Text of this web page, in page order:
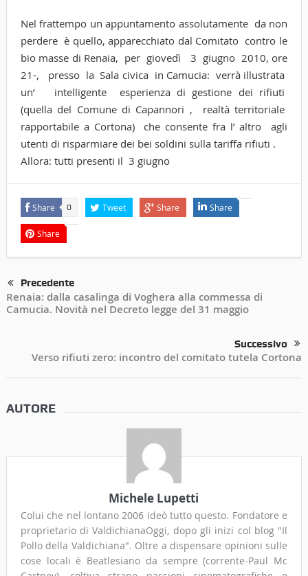
Nel frattempo un appuntamento assolutamente da non
perdere è quello, apparecchiato dal Comitato contro le
bio masse di Renaia, per giovedì 3 giugno 2010, ore
21-, presso la Sala civica in Camucia: verrà illustrata
un’ intelligente esperienza di gestione dei rifiuti
(quella del Comune di Capannori , realtà territoriale
rapportabile a Cortona) che consente fra l’ altro agli
utenti di risparmiare dei bei soldini sulla tariffa rifiuti .
Allora: tutti presenti il 3 giugno
Share 0 Tweet Share Share
Share
Precedente
Renaia: dalla casalinga di Voghera alla commessa di
Camucia. Novità nel Decreto legge del 31 maggio
Successivo
Verso rifiuti zero: incontro del comitato tutela Cortona
AUTORE
Michele Lupetti
Colui che nel lontano 2006 ideò tutto questo. Fondatore e
proprietario di ValdichianaOggi, dopo gli inizi col blog "Il
Pollo della Valdichiana". Oltre a dispensare opinioni sulle
cose locali è Beatlesiano da sempre (corrente-Paul Mc